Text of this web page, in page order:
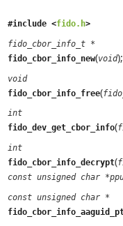
#include <fido.h>
fido_cbor_info_t *
fido_cbor_info_new(void);
void
fido_cbor_info_free(
int
fido_dev_get_cbor_info(
int
fido_cbor_info_decrypt(
const unsigned char
const unsigned char *